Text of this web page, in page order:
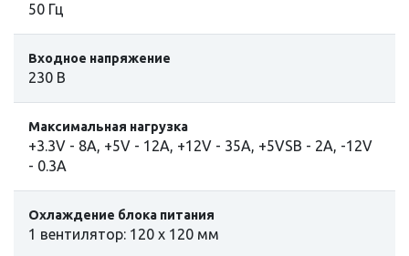
50 Гц
Входное напряжение
230 В
Максимальная нагрузка
+3.3V - 8A, +5V - 12A, +12V - 35A, +5VSB - 2A, -12V
- 0.3A
Охлаждение блока питания
1 вентилятор: 120 x 120 мм